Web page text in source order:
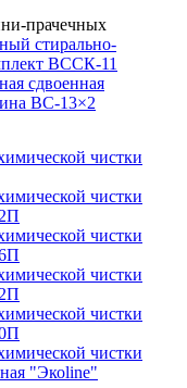
прачечных
стирально-
ВССК-11
сдвоенная
ВС-13×2
чистки
чистки
чистки
чистки
чистки
чистки
"Экоline"